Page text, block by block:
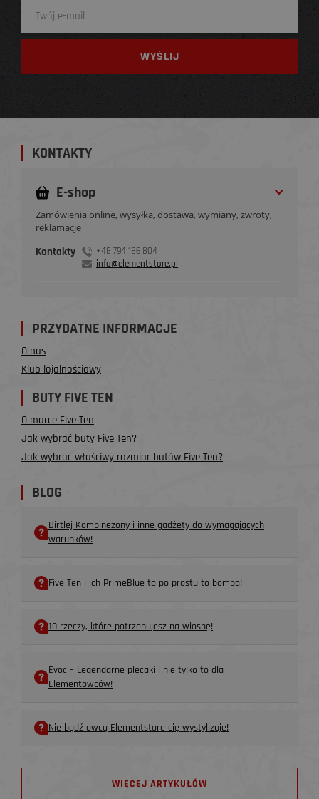
KONTAKTY
E-shop
Zamówienia online, wysyłka, dostawa, wymiany, zwroty,
reklamacje
Kontakty
+48 794 186 804
info@elementstore.pl
PRZYDATNE INFORMACJE
O nas
Klub lojalnościowy
BUTY FIVE TEN
O marce Five Ten
Jak wybrać buty Five Ten?
Jak wybrać właściwy rozmiar butów Five Ten?
BLOG
Dirtlej Kombinezony i inne gadżety do wymagających
warunków!
Five Ten i ich PrimeBlue to po prostu to bomba!
10 rzeczy, które potrzebujesz na wiosnę!
Evoc – Legendarne plecaki i nie tylko to dla
Elementowców!
Nie bądź owcą Elementstore cię wystylizuje!
WIĘCEJ ARTYKUŁÓW